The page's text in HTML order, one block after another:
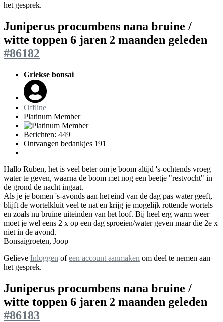
het gesprek.
Juniperus procumbens nana bruine /
witte toppen 6 jaren 2 maanden geleden
#86182
Griekse bonsai
Offline
Platinum Member
Berichten: 449
Ontvangen bedankjes 191
Hallo Ruben, het is veel beter om je boom altijd 's-ochtends vroeg
water te geven, waarna de boom met nog een beetje "restvocht" in
de grond de nacht ingaat.
Als je je bomen 's-avonds aan het eind van de dag pas water geeft,
blijft de wortelkluit veel te nat en krijg je mogelijk rottende wortels
en zoals nu bruine uiteinden van het loof. Bij heel erg warm weer
moet je wel eens 2 x op een dag sproeien/water geven maar die 2e x
niet in de avond.
Bonsaigroeten, Joop
Gelieve Inloggen ofeen account aanmaken om deel te nemen aan
het gesprek.
Juniperus procumbens nana bruine /
witte toppen 6 jaren 2 maanden geleden
#86183